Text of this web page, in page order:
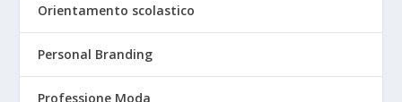
Orientamento scolastico
Personal Branding
Professione Moda